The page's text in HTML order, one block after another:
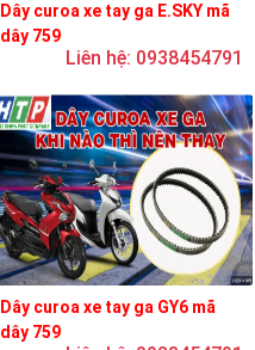
Dây curoa xe tay ga E.SKY mã
dây 759
Liên hệ: 0938454791
Dây curoa xe tay ga GY6 mã
dây 759